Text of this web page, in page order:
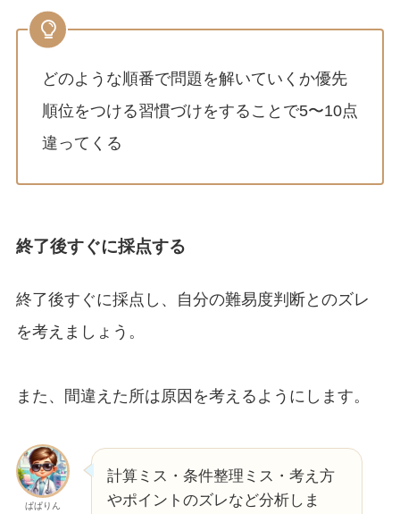
どのような順番で問題を解いていくか優先
順位をつける習慣づけをすることで5〜10点
違ってくる
終了後すぐに採点する
終了後すぐに採点し、自分の難易度判断とのズレ
を考えましょう。
また、間違えた所は原因を考えるようにします。
ぱぱりん
計算ミス・条件整理ミス・考え方
やポイントのズレなど分析しま